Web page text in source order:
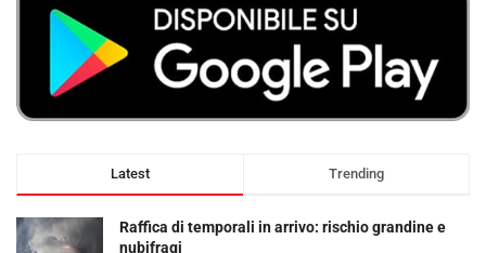
Latest Trending
Raffica di temporali in arrivo: rischio grandine e
nubifragi